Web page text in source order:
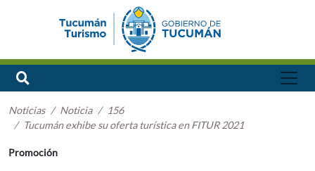
Noticias Noticia
156
Tucumán exhibe su oferta turística en FITUR 2021
Promoción